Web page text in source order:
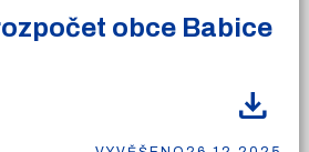
obce Babice
download